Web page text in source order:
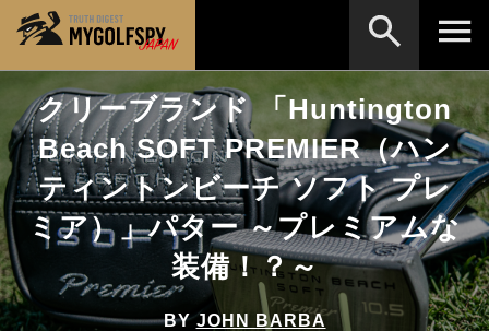
クリーブランド 「Huntington
Beach SOFT PREMIER（ハン
ティントンビーチ ソフト プレ
ミア）」パター ～プレミアムな
装備！？～
BYJOHN BARBA
MOST WANTED テストランキング
NEW RELEASES 新製品情報
HOW TO ゴルフ上達・実践テクニック
LAB テスト・データ検証
Golf News ゴルフニュース
※メーカー名やクラブ名など、検索したい事柄を入
力してください。
検索